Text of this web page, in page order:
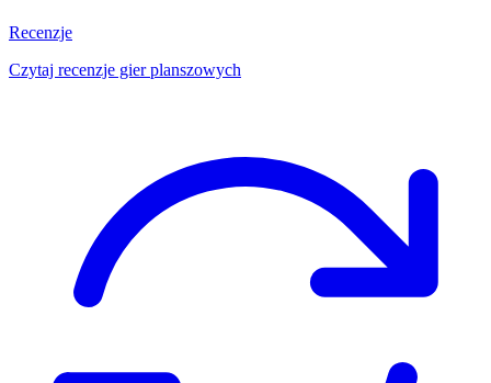
Recenzje
Czytaj recenzje gier planszowych